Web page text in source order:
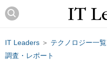
IT Leaders ＞ テクノロジー一覧
調査・レポート